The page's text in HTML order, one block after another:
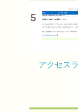
アクセス